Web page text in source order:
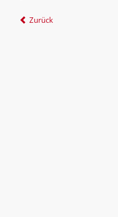
Zurück